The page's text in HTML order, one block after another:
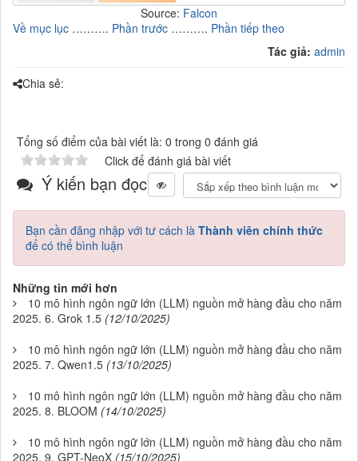
Source: Falcon
Về mục lục ………. Phần trước ………. Phần tiếp theo
Tác giả: admin
Chia sẻ:
Tổng số điểm của bài viết là: 0 trong 0 đánh giá
Click để đánh giá bài viết
Ý kiến bạn đọc
Bạn cần đăng nhập với tư cách là Thành viên chính thức
để có thể bình luận
Những tin mới hơn
10 mô hình ngôn ngữ lớn (LLM) nguồn mở hàng đầu cho năm
2025. 6. Grok 1.5 (12/10/2025)
10 mô hình ngôn ngữ lớn (LLM) nguồn mở hàng đầu cho năm
2025. 7. Qwen1.5 (13/10/2025)
10 mô hình ngôn ngữ lớn (LLM) nguồn mở hàng đầu cho năm
2025. 8. BLOOM (14/10/2025)
10 mô hình ngôn ngữ lớn (LLM) nguồn mở hàng đầu cho năm
2025. 9. GPT-NeoX (15/10/2025)